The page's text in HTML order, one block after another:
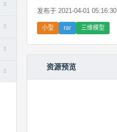
发布于 2021-04-01 05:16:30
小型 rar 三维模型
资源预览